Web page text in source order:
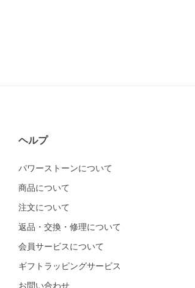
ヘルプ
パワーストーンについて
商品について
注文について
返品・交換・修理について
会員サービスについて
ギフトラッピングサービス
お問い合わせ